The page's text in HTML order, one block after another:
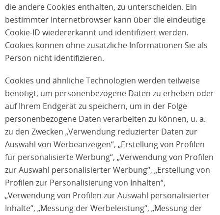
die andere Cookies enthalten, zu unterscheiden. Ein
bestimmter Internetbrowser kann über die eindeutige
Cookie-ID wiedererkannt und identifiziert werden.
Cookies können ohne zusätzliche Informationen Sie als
Person nicht identifizieren.
Cookies und ähnliche Technologien werden teilweise
benötigt, um personenbezogene Daten zu erheben oder
auf Ihrem Endgerät zu speichern, um in der Folge
personenbezogene Daten verarbeiten zu können, u. a.
zu den Zwecken „Verwendung reduzierter Daten zur
Auswahl von Werbeanzeigen“, „Erstellung von Profilen
für personalisierte Werbung“, „Verwendung von Profilen
zur Auswahl personalisierter Werbung“, „Erstellung von
Profilen zur Personalisierung von Inhalten“,
„Verwendung von Profilen zur Auswahl personalisierter
Inhalte“, „Messung der Werbeleistung“, „Messung der